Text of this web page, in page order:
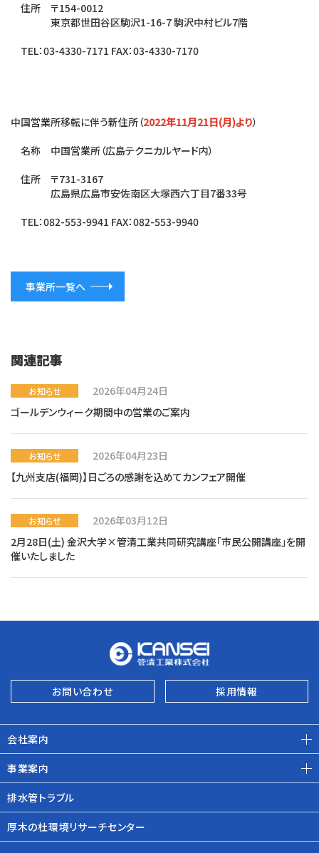
住所 〒154-0012
東京都世田谷区駒沢1-16-7 駒沢中村ビル7階
TEL：03-4330-7171 FAX：03-4330-7170
中国営業所移転に伴う新住所（2022年11月21日(月)より）
名称 中国営業所（広島テクニカルヤード内）
住所 〒731-3167
広島県広島市安佐南区大塚西六丁目7番33号
TEL：082-553-9941 FAX：082-553-9940
事業所一覧へ
関連記事
お知らせ
2026年04月24日
ゴールデンウィーク期間中の営業のご案内
お知らせ
2026年04月23日
【九州支店(福岡)】日ごろの感謝を込めてカンフェア開催
お知らせ
2026年03月12日
2月28日(土) 金沢大学×管清工業共同研究講座「市民公開講座」を開
催いたしました
お問い合わせ 採用情報
会社案内
事業案内
排水管トラブル
厚木の杜環境リサーチセンター